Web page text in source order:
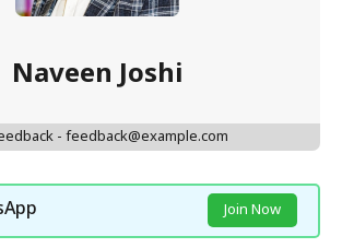
Naveen Joshi
- feedback@example.com
Join Now